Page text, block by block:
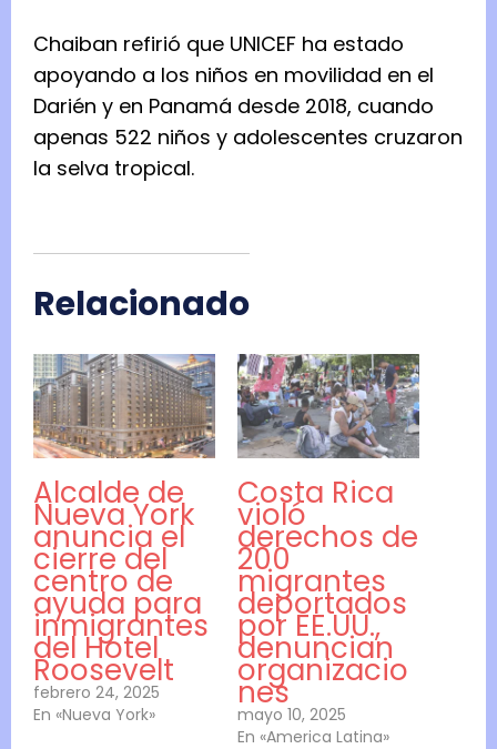
Chaiban refirió que UNICEF ha estado
apoyando a los niños en movilidad en el
Darién y en Panamá desde 2018, cuando
apenas 522 niños y adolescentes cruzaron
la selva tropical.
Relacionado
Alcalde de
Nueva York
anuncia el
cierre del
centro de
ayuda para
inmigrantes
del Hotel
Roosevelt
febrero 24, 2025
En «Nueva York»
Costa Rica
violó
derechos de
200
migrantes
deportados
por EE.UU.,
denuncian
organizacio
nes
mayo 10, 2025
En «America Latina»